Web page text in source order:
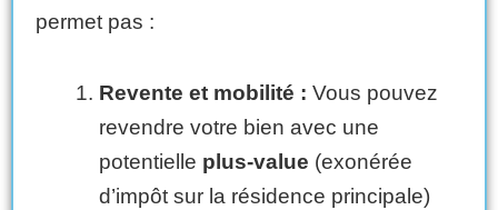
permet pas :
Revente et mobilité : Vous pouvez
revendre votre bien avec une
potentielle plus-value (exonérée
d’impôt sur la résidence principale)